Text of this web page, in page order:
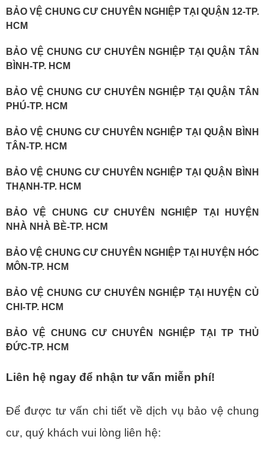
BẢO VỆ CHUNG CƯ CHUYÊN NGHIỆP TẠI QUẬN 12-TP.
HCM
BẢO VỆ CHUNG CƯ CHUYÊN NGHIỆP TẠI QUẬN TÂN
BÌNH-TP. HCM
BẢO VỆ CHUNG CƯ CHUYÊN NGHIỆP TẠI QUẬN TÂN
PHÚ-TP. HCM
BẢO VỆ CHUNG CƯ CHUYÊN NGHIỆP TẠI QUẬN BÌNH
TÂN-TP. HCM
BẢO VỆ CHUNG CƯ CHUYÊN NGHIỆP TẠI QUẬN BÌNH
THẠNH-TP. HCM
BẢO VỆ CHUNG CƯ CHUYÊN NGHIỆP TẠI HUYỆN
NHÀ NHÀ BÈ-TP. HCM
BẢO VỆ CHUNG CƯ CHUYÊN NGHIỆP TẠI HUYỆN HÓC
MÔN-TP. HCM
BẢO VỆ CHUNG CƯ CHUYÊN NGHIỆP TẠI HUYỆN CỦ
CHI-TP. HCM
BẢO VỆ CHUNG CƯ CHUYÊN NGHIỆP TẠI TP THỦ
ĐỨC-TP. HCM
Liên hệ ngay để nhận tư vấn miễn phí!
Để được tư vấn chi tiết về dịch vụ bảo vệ chung
cư, quý khách vui lòng liên hệ: